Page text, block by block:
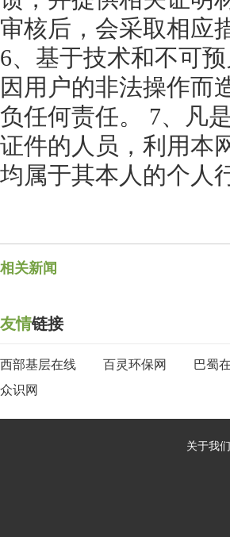
审核后，会采取相应
6、基于技术和不可
因用户的非法操作而
负任何责任。 7、凡
证件的人员，利用本
均属于其本人的个人
相关新闻
友情链接
西部基层在线 百灵环保网 巴蜀
众识网
关于我们